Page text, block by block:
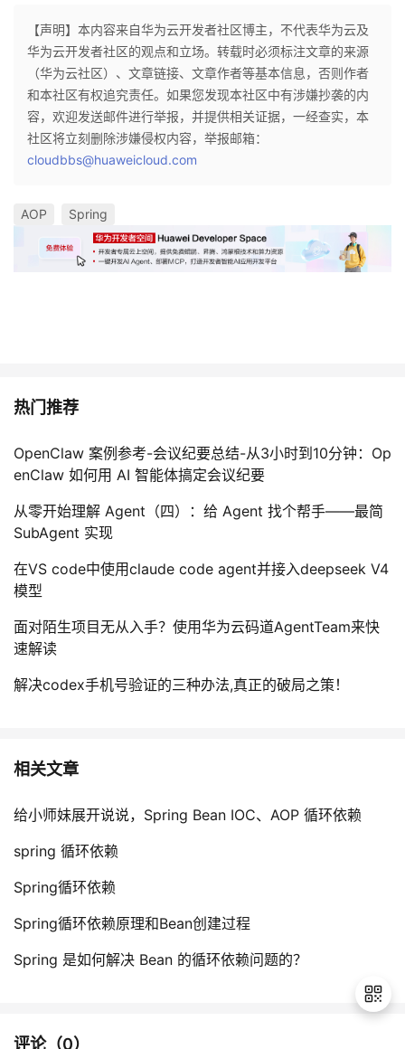
【声明】本内容来自华为云开发者社区博主，不代表华为云及
华为云开发者社区的观点和立场。转载时必须标注文章的来源
（华为云社区）、文章链接、文章作者等基本信息，否则作者
和本社区有权追究责任。如果您发现本社区中有涉嫌抄袭的内
容，欢迎发送邮件进行举报，并提供相关证据，一经查实，本
社区将立刻删除涉嫌侵权内容，举报邮箱：
cloudbbs@huaweicloud.com
AOP Spring
热门推荐
OpenClaw 案例参考-会议纪要总结-从3小时到10分钟：Op
enClaw 如何用 AI 智能体搞定会议纪要
从零开始理解 Agent（四）：给 Agent 找个帮手——最简
SubAgent 实现
在VS code中使用claude code agent并接入deepseek V4
模型
面对陌生项目无从入手？使用华为云码道AgentTeam来快
速解读
解决codex手机号验证的三种办法,真正的破局之策！
相关文章
给小师妹展开说说，Spring Bean IOC、AOP 循环依赖
spring 循环依赖
Spring循环依赖
Spring循环依赖原理和Bean创建过程
Spring 是如何解决 Bean 的循环依赖问题的？
评论（0）